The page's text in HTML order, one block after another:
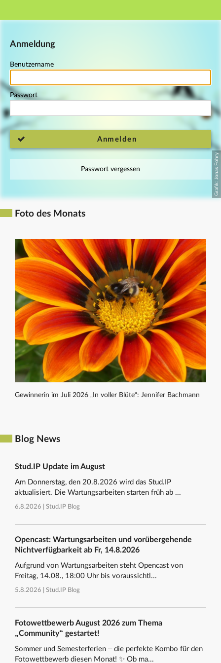
Hauptnavigation
Anmeldung
Benutzername
Passwort
Anmelden
Passwort vergessen
Foto des Monats
Gewinnerin im Juli 2026 „In voller Blüte“: Jennifer Bachmann
Blog News
Stud.IP Update im August
Am Donnerstag, den 20.8.2026 wird das Stud.IP
aktualisiert. Die Wartungsarbeiten starten früh ab ...
6.8.2026 | Stud.IP Blog
Opencast: Wartungsarbeiten und vorübergehende
Nichtverfügbarkeit ab Fr, 14.8.2026
Aufgrund von Wartungsarbeiten steht Opencast von
Freitag, 14.08., 18:00 Uhr bis voraussichtl...
5.8.2026 | Stud.IP Blog
Fotowettbewerb August 2026 zum Thema
„Community“ gestartet!
Sommer und Semesterferien – die perfekte Kombo für den
Fotowettbewerb diesen Monat! ✨ Ob ma...